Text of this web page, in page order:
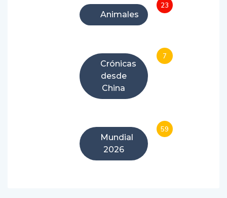
Animales
23
Crónicas
desde
China
7
Mundial
2026
59